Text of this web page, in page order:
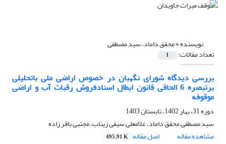
نویسنده =محقق داماد، سید مصطفی
تعداد مقالات: 1
بررسی دیدگاه شورای نگهبان در خصوص اراضی ملی باتحلیلی
برتبصره 6 الحاقی قانون ابطال اسنادفروش رقبات آب و اراضی
موقوفه
دوره 31، بهار 1402، تابستان 1403
سید مصطفی محقق داماد، غلامعلی سیفی زیناب، مجتبی باقر زاده
مشاهده مقاله
اصل مقاله 495.91 K